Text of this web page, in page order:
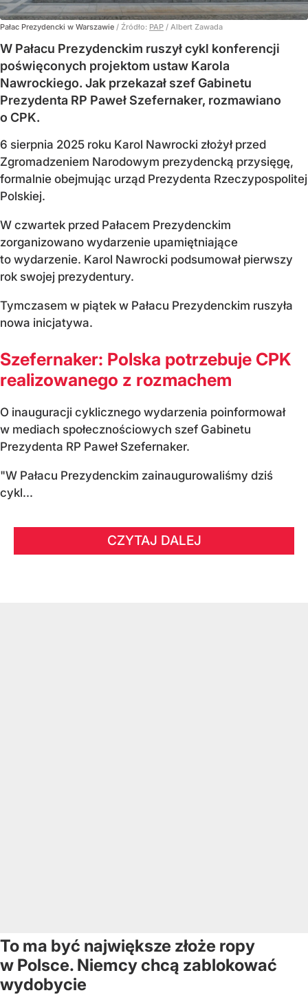
Pałac Prezydencki w Warszawie / Źródło: PAP / Albert Zawada
W Pałacu Prezydenckim ruszył cykl konferencji
poświęconych projektom ustaw Karola
Nawrockiego. Jak przekazał szef Gabinetu
Prezydenta RP Paweł Szefernaker, rozmawiano
o CPK.
6 sierpnia 2025 roku Karol Nawrocki złożył przed
Zgromadzeniem Narodowym prezydencką przysięgę,
formalnie obejmując urząd Prezydenta Rzeczypospolitej
Polskiej.
W czwartek przed Pałacem Prezydenckim
zorganizowano wydarzenie upamiętniające
to wydarzenie. Karol Nawrocki podsumował pierwszy
rok swojej prezydentury.
Tymczasem w piątek w Pałacu Prezydenckim ruszyła
nowa inicjatywa.
Szefernaker: Polska potrzebuje CPK
realizowanego z rozmachem
O inauguracji cyklicznego wydarzenia poinformował
w mediach społecznościowych szef Gabinetu
Prezydenta RP Paweł Szefernaker.
"W Pałacu Prezydenckim zainaugurowaliśmy dziś
cykl...
CZYTAJ DALEJ
To ma być największe złoże ropy
w Polsce. Niemcy chcą zablokować
wydobycie